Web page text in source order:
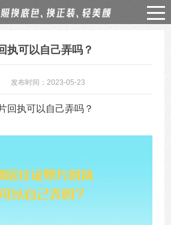
执可以自己弄吗？
发布时间：2023-05-23
回执可以自己弄吗？